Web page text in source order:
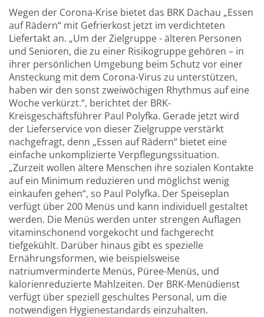
Wegen der Corona-Krise bietet das BRK Dachau „Essen
auf Rädern“ mit Gefrierkost jetzt im verdichteten
Liefertakt an. „Um der Zielgruppe - älteren Personen
und Senioren, die zu einer Risikogruppe gehören – in
ihrer persönlichen Umgebung beim Schutz vor einer
Ansteckung mit dem Corona-Virus zu unterstützen,
haben wir den sonst zweiwöchigen Rhythmus auf eine
Woche verkürzt.“, berichtet der BRK-
Kreisgeschäftsführer Paul Polyfka. Gerade jetzt wird
der Lieferservice von dieser Zielgruppe verstärkt
nachgefragt, denn „Essen auf Rädern“ bietet eine
einfache unkomplizierte Verpflegungssituation.
„Zurzeit wollen ältere Menschen ihre sozialen Kontakte
auf ein Minimum reduzieren und möglichst wenig
einkaufen gehen“, so Paul Polyfka. Der Speiseplan
verfügt über 200 Menüs und kann individuell gestaltet
werden. Die Menüs werden unter strengen Auflagen
vitaminschonend vorgekocht und fachgerecht
tiefgekühlt. Darüber hinaus gibt es spezielle
Ernährungsformen, wie beispielsweise
natriumverminderte Menüs, Püree-Menüs, und
kalorienreduzierte Mahlzeiten. Der BRK-Menüdienst
verfügt über speziell geschultes Personal, um die
notwendigen Hygienestandards einzuhalten.